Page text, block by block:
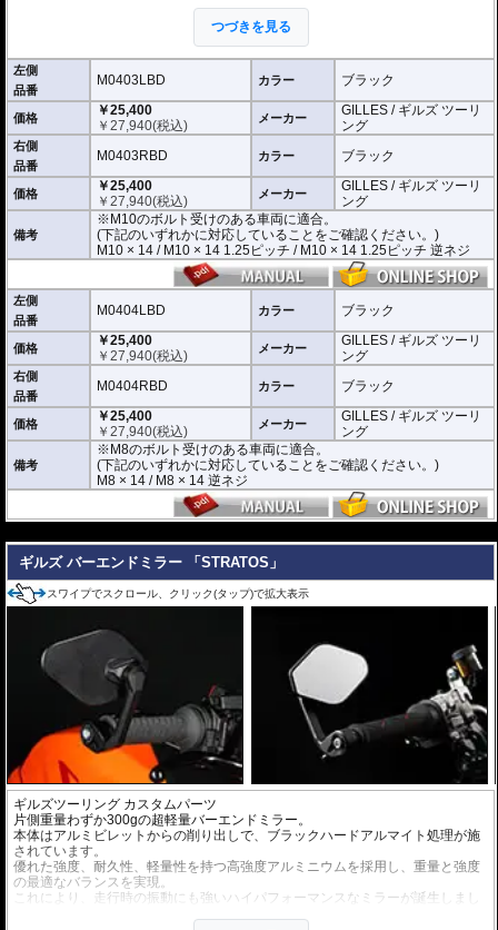
付属アダプターは汎用性が高く、多くの車種にご利用いただけます。
※車検対応
※左右別売
※商品は汎用品です。
(取付確認がされているものは下記の適合検索で適合品番をご確認いただけま
す。)
M0403LBD / M0403RBD : M10のボルト受けのある車両に適合
※車体側のミラーの取り付け部分が下記のいずれかのネジに対応していること
をご確認ください。
M10 × 14 / M10 × 14 1.25ピッチ / M10 × 14 1.25ピッチ 逆ネジ
M0404LBD / M0404RBD : M8のボルト受けのある車両に適合
※車体側のミラーの取り付け部分が下記のいずれかのネジに対応していること
M8 × 14 / M8 × 14 逆ネジ
※取付箇所の状況や干渉するものがないかなど、あらかじめ寸法図を参考に実
車にて事前にご確認願います。
つづきを見る
左側
品番
M0403LBD カラー ブラック
価格
￥25,400
￥27,940(税込) メーカー
GILLES / ギルズ ツーリ
ング
右側
品番
M0403RBD カラー ブラック
価格
￥25,400
￥27,940(税込) メーカー
GILLES / ギルズ ツーリ
ング
備考
※M10のボルト受けのある車両に適合。
(下記のいずれかに対応していることをご確認ください。)
M10 × 14 / M10 × 14 1.25ピッチ / M10 × 14 1.25ピッチ 逆ネジ
左側
品番
M0404LBD カラー ブラック
価格
￥25,400
￥27,940(税込) メーカー
GILLES / ギルズ ツーリ
ング
右側
品番
M0404RBD カラー ブラック
価格
￥25,400
￥27,940(税込) メーカー
GILLES / ギルズ ツーリ
ング
備考
※M8のボルト受けのある車両に適合。
(下記のいずれかに対応していることをご確認ください。)
M8 × 14 / M8 × 14 逆ネジ
ギルズ バーエンドミラー 「STRATOS」
スワイプでスクロール、クリック(タップ)で拡大表示
ギルズツーリング カスタムパーツ
片側重量わずか300gの超軽量バーエンドミラー。
本体はアルミビレットからの削り出しで、ブラックハードアルマイト処理が施
されています。
優れた強度、耐久性、軽量性を持つ高強度アルミニウムを採用し、重量と強度
の最適なバランスを実現。
これにより、走行時の振動にも強いハイパフォーマンスなミラーが誕生しまし